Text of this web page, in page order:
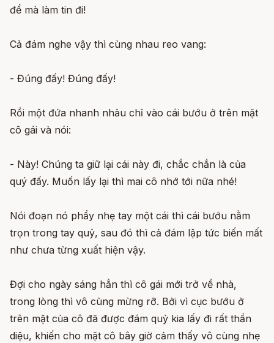
để mà làm tin đi!
Cả đám nghe vậy thì cùng nhau reo vang:
- Đúng đấy! Đúng đấy!
Rồi một đứa nhanh nhảu chỉ vào cái bướu ở trên mặt
cô gái và nói:
- Này! Chúng ta giữ lại cái này đi, chắc chắn là của
quý đấy. Muốn lấy lại thì mai cô nhớ tới nữa nhé!
Nói đoạn nó phẩy nhẹ tay một cái thì cái bướu nằm
trọn trong tay quỷ, sau đó thì cả đám lập tức biến mất
như chưa từng xuất hiện vậy.
Đợi cho ngày sáng hẳn thì cô gái mới trở về nhà,
trong lòng thì vô cùng mừng rỡ. Bởi vì cục bướu ở
trên mặt của cô đã được đám quỷ kia lấy đi rất thần
diệu, khiến cho mặt cô bây giờ cảm thấy vô cùng nhẹ